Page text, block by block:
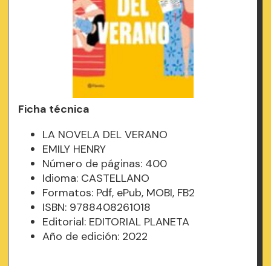
Ficha técnica
LA NOVELA DEL VERANO
EMILY HENRY
Número de páginas: 400
Idioma: CASTELLANO
Formatos: Pdf, ePub, MOBI, FB2
ISBN: 9788408261018
Editorial: EDITORIAL PLANETA
Año de edición: 2022